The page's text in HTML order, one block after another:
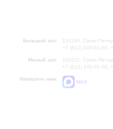
Большой зал:
191186, Санкт-
+7 (812) 240-01-00,
Малый зал:
191011, Санкт-
+7 (812) 240-01-00,
Напишите нам:
MAX